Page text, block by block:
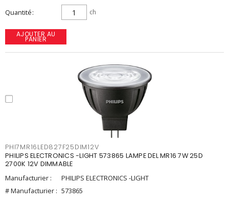
Quantité ch
AJOUTER AU
PANIER
PHI7MR16LED827F25DIM12V
PHILIPS ELECTRONICS -LIGHT 573865 LAMPE DEL MR16 7W 25D
2700K 12V DIMMABLE
Manufacturier :
PHILIPS ELECTRONICS -LIGHT
# Manufacturier : 573865